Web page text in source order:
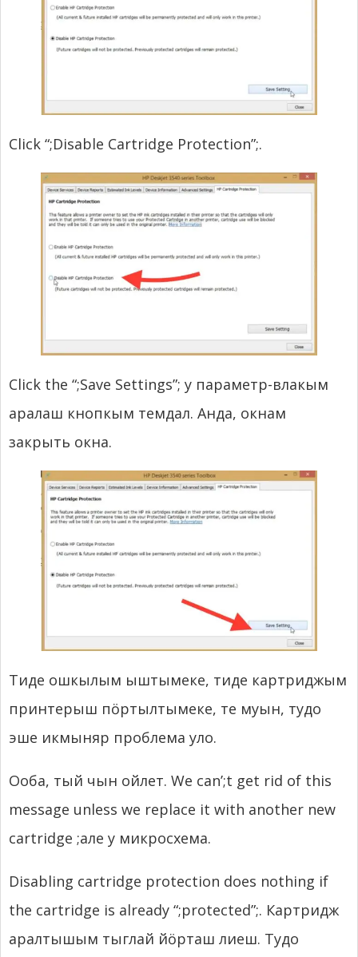
Click “;Disable Cartridge Protection”;.
Click the “;Save Settings”; у параметр-влакым
аралаш кнопкым темдал. Анда, окнам
закрыть окна.
Тиде ошкылым ыштымеке, тиде картриджым
принтерыш пӧртылтымеке, те муын, тудо
эше икмыняр проблема уло.
Ооба, тый чын ойлет. We can’;t get rid of this
message unless we replace it with another new
cartridge ;але у микросхема.
Disabling cartridge protection does nothing if
the cartridge is already “;protected”;. Картридж
аралтышым тыглай йӧрташ лиеш. Тудо